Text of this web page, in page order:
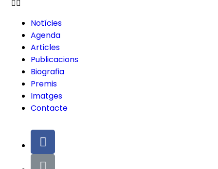
Notícies
Agenda
Articles
Publicacions
Biografia
Premis
Imatges
Contacte